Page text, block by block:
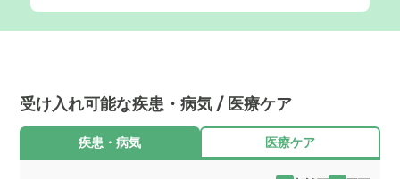
受け入れ可能な疾患・病気 / 医療ケア
疾患・病気 医療ケア